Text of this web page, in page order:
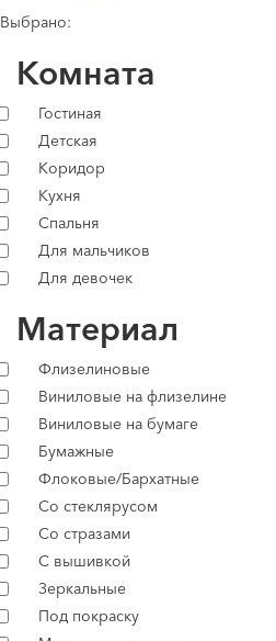
Выбрано:
Комната
Гостиная
Детская
Коридор
Кухня
Спальня
Для мальчиков
Для девочек
Материал
Флизелиновые
Виниловые на флизелине
Виниловые на бумаге
Бумажные
Флоковые/Бархатные
Со стеклярусом
Со стразами
С вышивкой
Зеркальные
Под покраску